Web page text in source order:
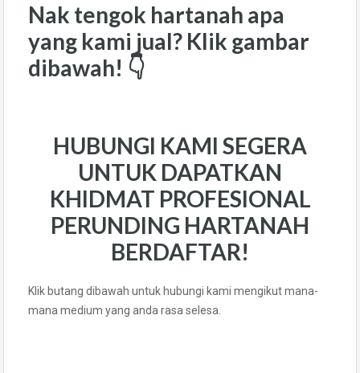
Nak tengok hartanah apa
yang kami jual? Klik gambar
dibawah! 👇
HUBUNGI KAMI SEGERA
UNTUK DAPATKAN
KHIDMAT PROFESIONAL
PERUNDING HARTANAH
BERDAFTAR!
Klik butang dibawah untuk hubungi kami mengikut mana-
mana medium yang anda rasa selesa.